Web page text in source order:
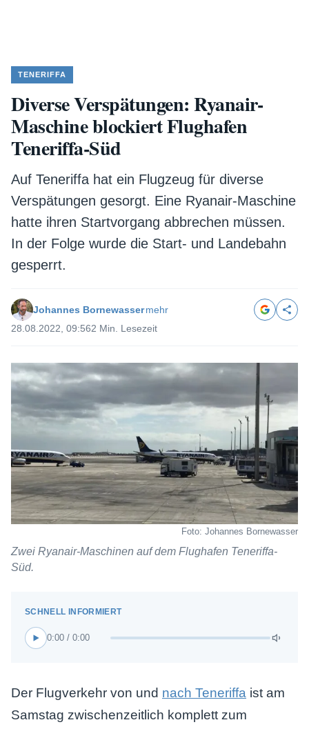
TENERIFFA
Diverse Verspätungen: Ryanair-
Maschine blockiert Flughafen
Teneriffa-Süd
Auf Teneriffa hat ein Flugzeug für diverse
Verspätungen gesorgt. Eine Ryanair-Maschine
hatte ihren Startvorgang abbrechen müssen.
In der Folge wurde die Start- und Landebahn
gesperrt.
Johannes Bornewassermehr
28.08.2022, 09:562 Min. Lesezeit
Foto: Johannes Bornewasser
Zwei Ryanair-Maschinen auf dem Flughafen Teneriffa-
Süd.
0:00 / 0:00
Der Flugverkehr von und nach Teneriffa ist am
Samstag zwischenzeitlich komplett zum